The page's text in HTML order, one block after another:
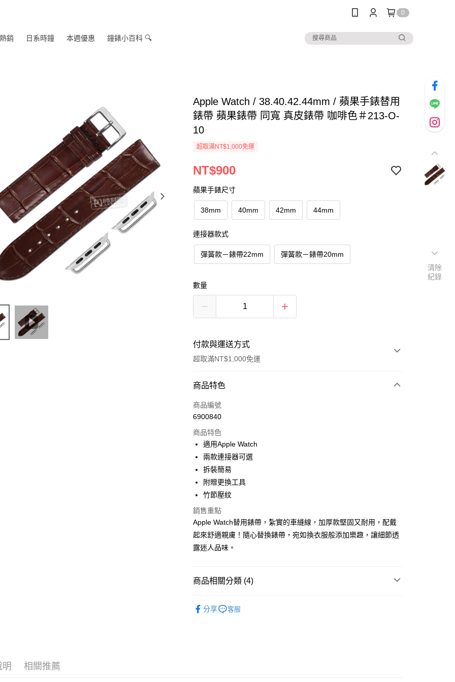
0
銷 日系時鐘 本週優惠 鐘錶小百科 🔍
Apple Watch / 38.40.42.44mm / 蘋果手錶替用
錶帶 蘋果錶帶 同寬 真皮錶帶 咖啡色＃213-O-
10
超取滿NT$1,000免運
NT$900
蘋果手錶尺寸
38mm 40mm 42mm 44mm
連接器款式
彈簧款－錶帶22mm 彈簧款－錶帶20mm
數量
付款與運送方式
超取滿NT$1,000免運
付款方式
信用卡一次付款
LINE Pay
Apple Pay
街口支付
悠遊付
Google Pay
ATM付款
全家取貨付款
商品特色
商品編號
6900840
商品特色
適用Apple Watch
兩款連接器可選
拆裝簡易
附贈更換工具
竹節壓紋
銷售重點
Apple Watch替用錶帶，紮實的車縫線，加厚款堅固又耐用，配戴
起來舒適親膚！隨心替換錶帶，宛如換衣服般添加樂趣，讓細節透
露迷人品味。
商品相關分類 (4)
分享 客服
明 相關推薦
清除
紀錄